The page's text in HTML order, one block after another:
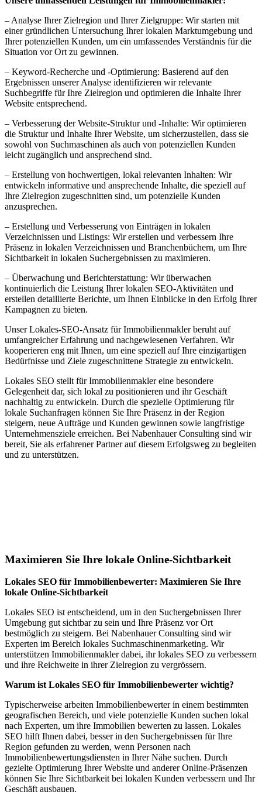
– Analyse Ihrer Zielregion und Ihrer Zielgruppe: Wir starten mit
einer gründlichen Untersuchung Ihrer lokalen Marktumgebung und
Ihrer potenziellen Kunden, um ein umfassendes Verständnis für die
Situation vor Ort zu gewinnen.
– Keyword-Recherche und -Optimierung: Basierend auf den
Ergebnissen unserer Analyse identifizieren wir relevante
Suchbegriffe für Ihre Zielregion und optimieren die Inhalte Ihrer
Website entsprechend.
– Verbesserung der Website-Struktur und -Inhalte: Wir optimieren
die Struktur und Inhalte Ihrer Website, um sicherzustellen, dass sie
sowohl von Suchmaschinen als auch von potenziellen Kunden
leicht zugänglich und ansprechend sind.
– Erstellung von hochwertigen, lokal relevanten Inhalten: Wir
entwickeln informative und ansprechende Inhalte, die speziell auf
Ihre Zielregion zugeschnitten sind, um potenzielle Kunden
anzusprechen.
– Erstellung und Verbesserung von Einträgen in lokalen
Verzeichnissen und Listings: Wir erstellen und verbessern Ihre
Präsenz in lokalen Verzeichnissen und Branchenbüchern, um Ihre
Sichtbarkeit in lokalen Suchergebnissen zu maximieren.
– Überwachung und Berichterstattung: Wir überwachen
kontinuierlich die Leistung Ihrer lokalen SEO-Aktivitäten und
erstellen detaillierte Berichte, um Ihnen Einblicke in den Erfolg Ihrer
Kampagnen zu bieten.
Unser Lokales-SEO-Ansatz für Immobilienmakler beruht auf
umfangreicher Erfahrung und nachgewiesenen Verfahren. Wir
kooperieren eng mit Ihnen, um eine speziell auf Ihre einzigartigen
Bedürfnisse und Ziele zugeschnittene Strategie zu entwickeln.
Lokales SEO stellt für Immobilienmakler eine besondere
Gelegenheit dar, sich lokal zu positionieren und ihr Geschäft
nachhaltig zu entwickeln. Durch die spezielle Optimierung für
lokale Suchanfragen können Sie Ihre Präsenz in der Region
steigern, neue Aufträge und Kunden gewinnen sowie langfristige
Unternehmensziele erreichen. Bei Nabenhauer Consulting sind wir
bereit, Sie als erfahrener Partner auf diesem Erfolgsweg zu begleiten
und zu unterstützen.
Maximieren Sie Ihre lokale Online-Sichtbarkeit
Lokales SEO für Immobilienbewerter: Maximieren Sie Ihre
lokale Online-Sichtbarkeit
Lokales SEO ist entscheidend, um in den Suchergebnissen Ihrer
Umgebung gut sichtbar zu sein und Ihre Präsenz vor Ort
bestmöglich zu steigern. Bei Nabenhauer Consulting sind wir
Experten im Bereich lokales Suchmaschinenmarketing. Wir
unterstützen Immobilienmakler dabei, ihr lokales SEO zu verbessern
und ihre Reichweite in ihrer Zielregion zu vergrössern.
Warum ist Lokales SEO für Immobilienbewerter wichtig?
Typischerweise arbeiten Immobilienbewerter in einem bestimmten
geografischen Bereich, und viele potenzielle Kunden suchen lokal
nach Experten, um ihre Immobilien bewerten zu lassen. Lokales
SEO hilft Ihnen dabei, besser in den Suchergebnissen für Ihre
Region gefunden zu werden, wenn Personen nach
Immobilienbewertungsdiensten in Ihrer Nähe suchen. Durch
gezielte Optimierung Ihrer Website und anderer Online-Präsenzen
können Sie Ihre Sichtbarkeit bei lokalen Kunden verbessern und Ihr
Geschäft ausbauen.